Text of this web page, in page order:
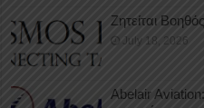
Ζητείται
July 18, 2026
Abelair